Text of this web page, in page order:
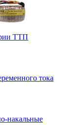
ТТП
тока
накальные